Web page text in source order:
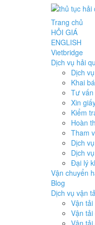
Trang chủ
HỎI GIÁ
ENGLISH
Vietbridge
Dịch vụ hải
Dịch
Khai
Tư vấn
Xin
Kiểm
Hoàn
Tham
Dịch
Dịch
Đại lý
Vận chuyển
Blog
Dịch vụ vận
Vận
Vận
Vận